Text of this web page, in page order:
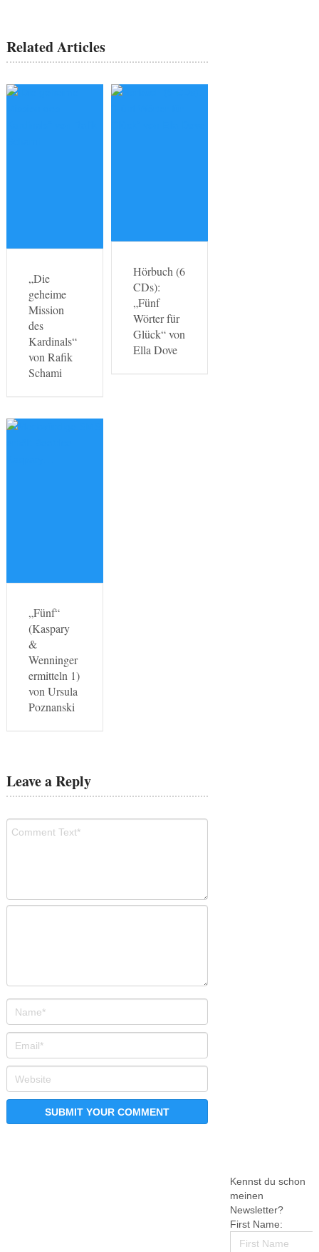
Related Articles
„Die
geheime
Mission
des
Kardinals“
von Rafik
Schami
Hörbuch (6
CDs):
„Fünf
Wörter für
Glück“ von
Ella Dove
„Fünf“
(Kaspary
&
Wenninger
ermitteln 1)
von Ursula
Poznanski
Leave a Reply
Kennst du schon
meinen
Newsletter?
First Name: